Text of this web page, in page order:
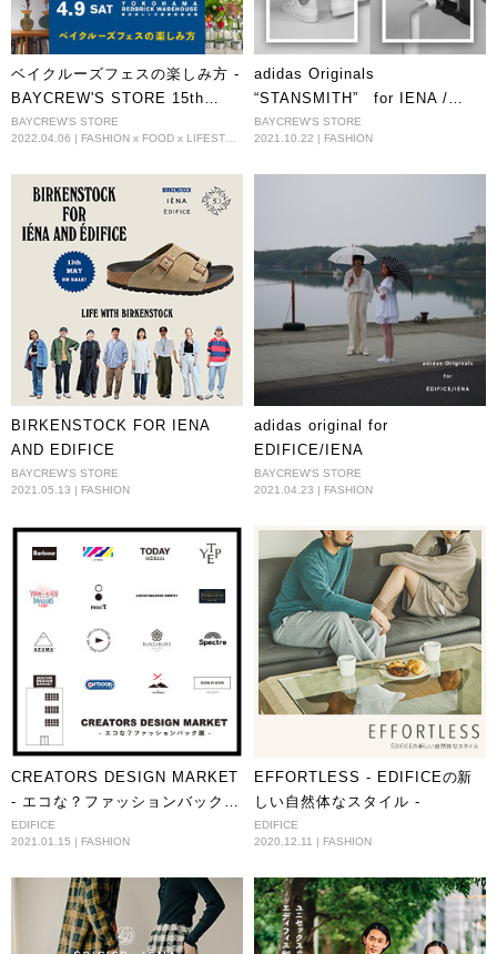
ベイクルーズフェスの楽しみ方 -
BAYCREW'S STORE 15th
ANNIVERSARY FESTIVAL
BAYCREW'S STORE
adidas Originals
“STANSMITH” for IENA /
EDIFICE
BAYCREW'S STORE
2021.10.22 | FASHION
BIRKENSTOCK FOR IENA
AND EDIFICE
BAYCREW'S STORE
2021.05.13 | FASHION
adidas original for
EDIFICE/IENA
BAYCREW'S STORE
2021.04.23 | FASHION
CREATORS DESIGN MARKET
- エコな？ファッションバック展
-EDIFICE
2021.01.15 | FASHION
EFFORTLESS - EDIFICEの新
しい自然体なスタイル -
EDIFICE
2020.12.11 | FASHION